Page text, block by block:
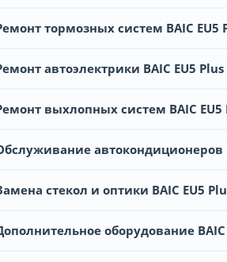
тормозных систем BAIC EU5
автоэлектрики BAIC EU5 Plus
выхлопных систем BAIC EU5
автокондиционеров
стекол и оптики BAIC EU5
оборудование BAIC